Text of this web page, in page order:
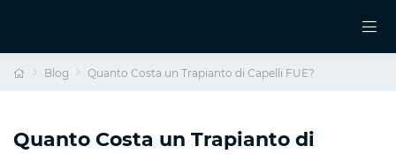
Blog Quanto Costa un Trapianto di Capelli FUE?
Quanto Costa un Trapianto di